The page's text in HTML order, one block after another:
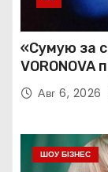
«Сумую за
до себе
Авг 6, 2026
ШОУ БІЗНЕС